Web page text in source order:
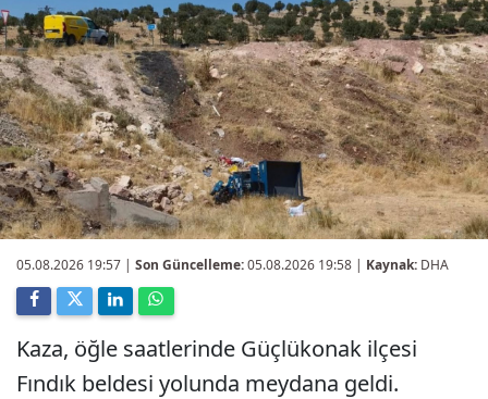
05.08.2026 19:57 | Son Güncelleme:05.08.2026 19:58 | Kaynak: DHA
Kaza, öğle saatlerinde Güçlükonak ilçesi
Fındık beldesi yolunda meydana geldi.